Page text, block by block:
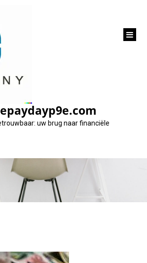
uw brug naar financiële
de Voordelen
Lenen van